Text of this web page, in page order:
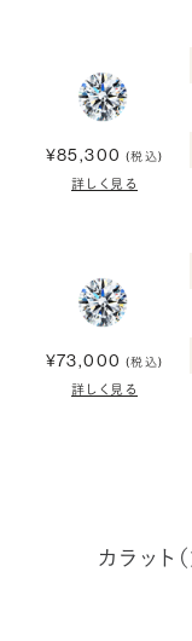
¥85,300 (税込)
詳しく見る
¥73,000 (税込)
詳しく見る
カラット